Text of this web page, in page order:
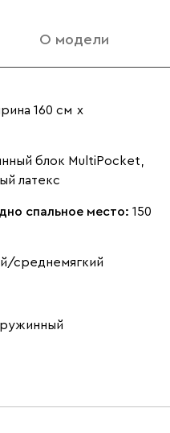
О модели
160 см х
блок MultiPocket,
латекс
спальное место: 150
среднемягкий